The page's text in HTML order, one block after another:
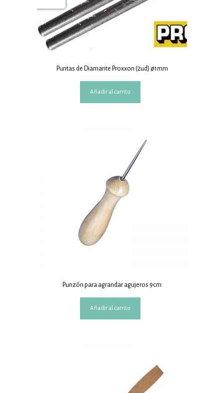
Puntas de Diamante Proxxon (2ud) ø1mm
Añadir al carrito
Punzón para agrandar agujeros 9cm
Añadir al carrito